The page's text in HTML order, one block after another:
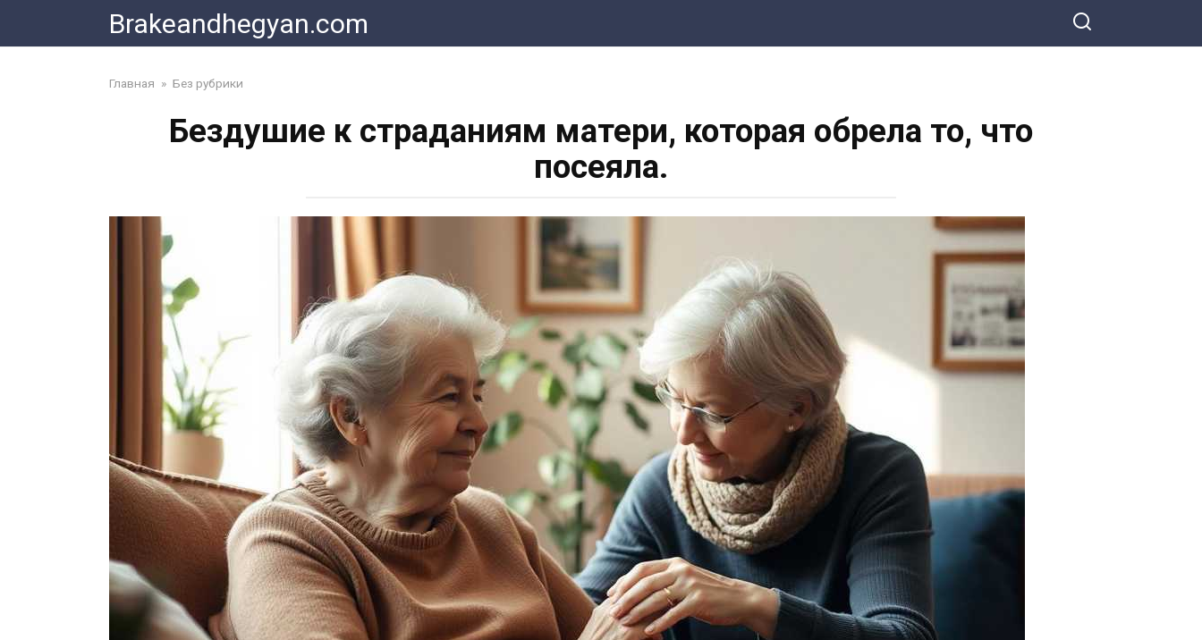
content
Brakeandhegyan.com
Главная » Без рубрики
Бездушие к страданиям матери, которая обрела то, что
посеяла.